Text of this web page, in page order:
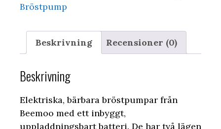
Bröstpump
Beskrivning Recensioner (0)
Beskrivning
Elektriska, bärbara bröstpumpar från
Beemoo med ett inbyggt,
uppladdningsbart batteri. De har två lägen